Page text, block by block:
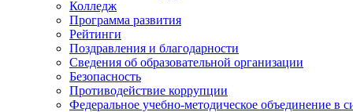
Колледж
Программа развития
Рейтинги
Поздравления и благодарности
Сведения об образовательной организации
Безопасность
Противодействие коррупции
Федеральное учебно-методическое объединение в